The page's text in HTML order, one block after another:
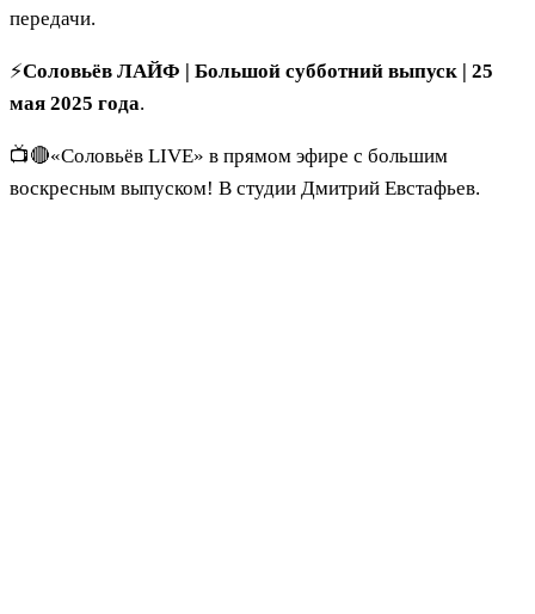
передачи.
⚡️Соловьёв ЛАЙФ | Большой субботний выпуск | 25
мая 2025 года.
📺🔴«Соловьёв LIVE» в прямом эфире с большим
воскресным выпуском! В студии Дмитрий Евстафьев.